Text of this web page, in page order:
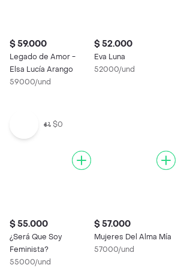
$ 59.000
Legado de Amor -
Elsa Lucía Arango
59000/und
$ 52.000
Eva Luna
52000/und
$0
$ 55.000
¿Será Que Soy
Feminista?
55000/und
$ 57.000
Mujeres Del Alma Mía
57000/und